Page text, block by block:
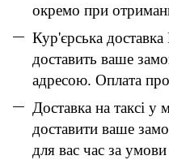
окремо при
Кур'єрська
доставить ваше
адресою. Оплата
Доставка на таксі
доставити ваше
для вас час за